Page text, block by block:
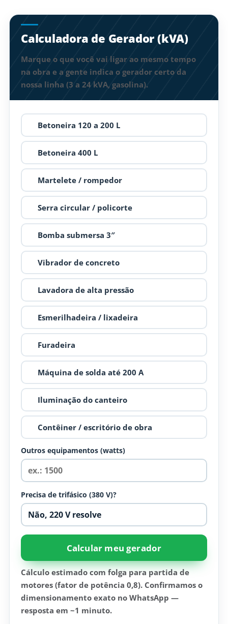
Calculadora de Gerador (kVA)
Marque o que você vai ligar ao mesmo tempo
na obra e a gente indica o gerador certo da
nossa linha (3 a 24 kVA, gasolina).
Betoneira 120 a 200 L
Betoneira 400 L
Martelete / rompedor
Serra circular / policorte
Bomba submersa 3″
Vibrador de concreto
Lavadora de alta pressão
Esmerilhadeira / lixadeira
Furadeira
Máquina de solda até 200 A
Iluminação do canteiro
Contêiner / escritório de obra
Outros equipamentos (watts)
Precisa de trifásico (380 V)?
Calcular meu gerador
Cálculo estimado com folga para partida de
motores (fator de potência 0,8). Confirmamos o
dimensionamento exato no WhatsApp —
resposta em ~1 minuto.